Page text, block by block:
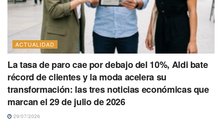
ACTUALIDAD
La tasa de paro cae por debajo del 10%, Aldi bate
récord de clientes y la moda acelera su
transformación: las tres noticias económicas que
marcan el 29 de julio de 2026
29/07/2026